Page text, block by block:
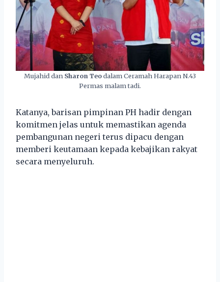
Mujahid dan Sharon Teodalam Ceramah Harapan N.43
Permas malam tadi.
Katanya, barisan pimpinan PH hadir dengan
komitmen jelas untuk memastikan agenda
pembangunan negeri terus dipacu dengan
memberi keutamaan kepada kebajikan rakyat
secara menyeluruh.